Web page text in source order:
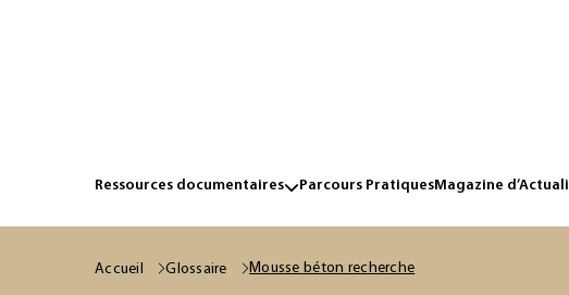
Ressources documentaires Parcours PratiquesMagazine
Accueil Glossaire Mousse béton recherche